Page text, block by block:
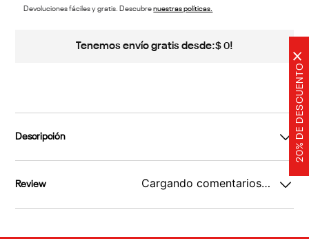
20% DE DESCUENTO
×
Devoluciones fáciles y gratis. Descubrenuestras políticas.
Tenemos envío gratis desde:$ 0!
Descripción
Review Cargando comentarios…